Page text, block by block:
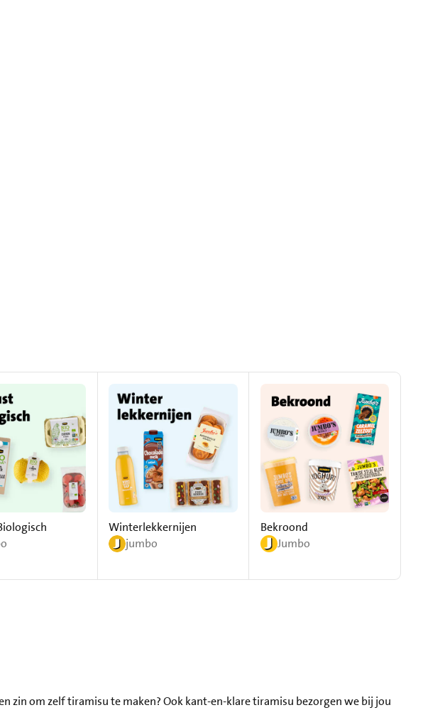
Winterlekkernijen
jumbo
Bekroond
Jumbo
zin om zelf tiramisu te maken? Ook kant-en-klare tiramisu bezorgen we bij jou